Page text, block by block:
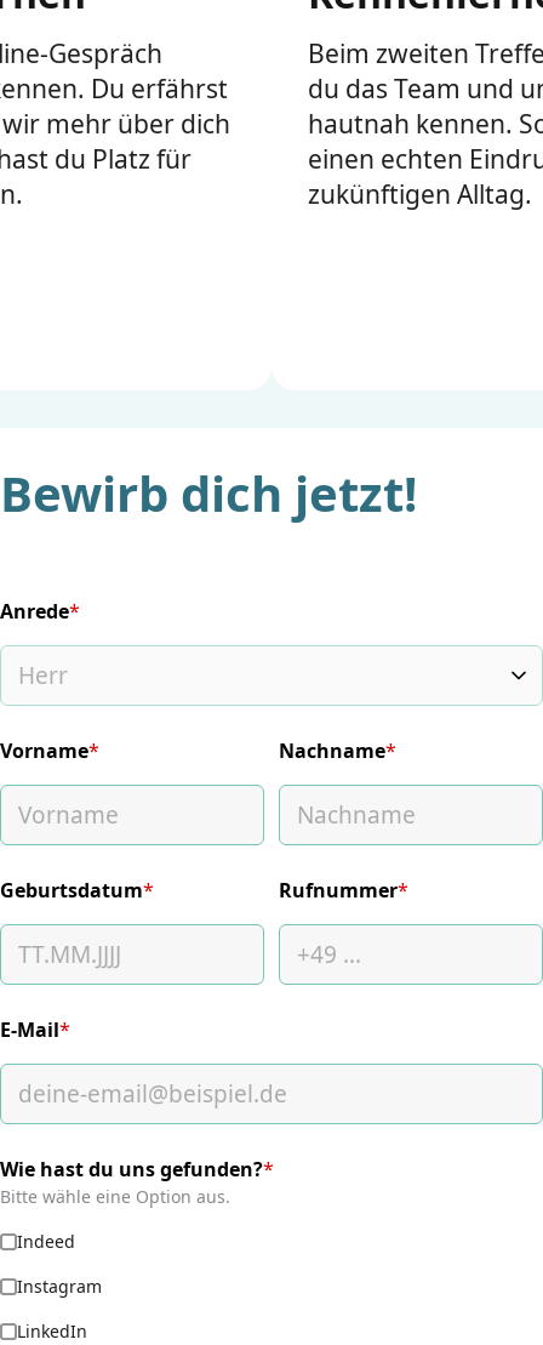
Gespräch
Du erfährst
mehr über dich
du Platz für
Beim zweiten
du das Team und
hautnah kennen.
einen echten
zukünftigen Alltag.
Bewirb dich jetzt!
Anrede*
(required)
Vorname*
(required) Nachname*
(required)
Geburtsdatum*
(required) Rufnummer*
(required)
E-Mail*
(required)
Wie hast du uns gefunden?*
(required)
Bitte wähle eine Option aus.
Indeed
Instagram
LinkedIn